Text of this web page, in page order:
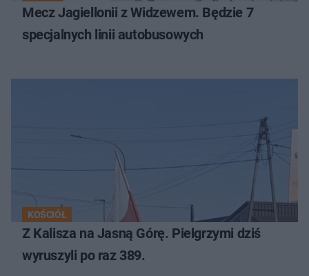
Mecz Jagiellonii z Widzewem. Będzie 7
specjalnych linii autobusowych
KOŚCIÓŁ
Z Kalisza na Jasną Górę. Pielgrzymi dziś
wyruszyli po raz 389.